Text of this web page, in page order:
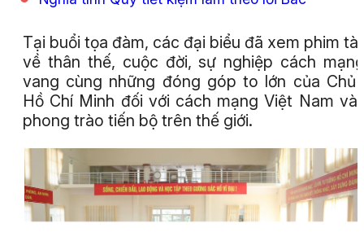
Tại buổi tọa đàm, các đại biểu đã xem phim tài
về thân thế, cuộc đời, sự nghiệp cách
vang cùng những đóng góp to lớn của Chủ
Hồ Chí Minh đối với cách mạng Việt Nam và
phong trào tiến bộ trên thế giới.